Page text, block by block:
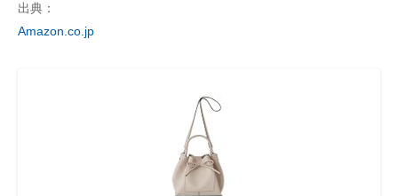
出典：
Amazon.co.jp